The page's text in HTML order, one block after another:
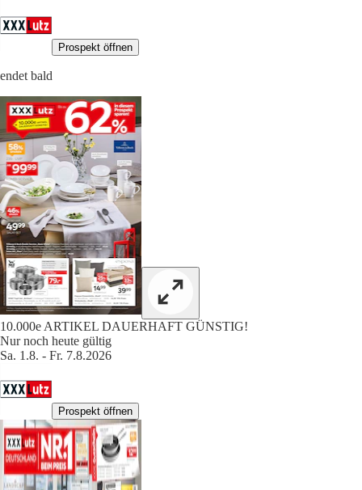
Prospekt öffnen
endet bald
10.000e ARTIKEL DAUERHAFT GÜNSTIG!
Nur noch heute gültig
Sa. 1.8. - Fr. 7.8.2026
Prospekt öffnen